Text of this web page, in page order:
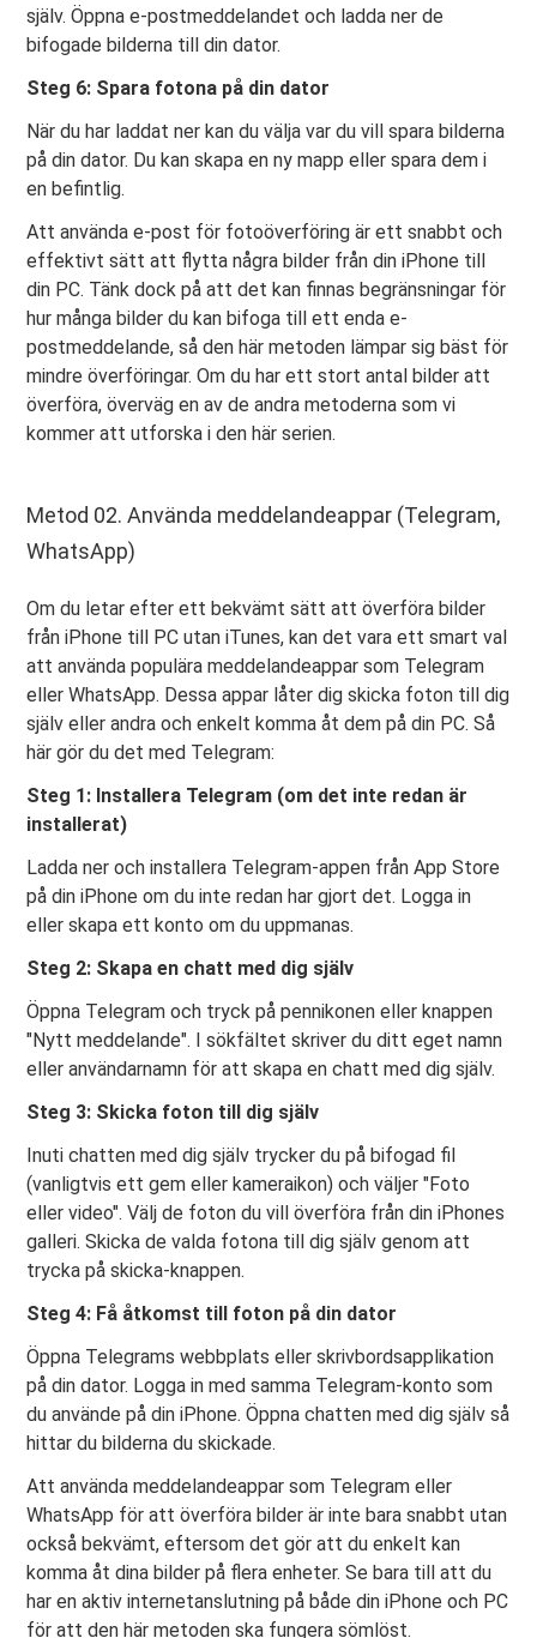
själv. Öppna e-postmeddelandet och ladda ner de
bifogade bilderna till din dator.
Steg 6: Spara fotona på din dator
När du har laddat ner kan du välja var du vill spara bilderna
på din dator. Du kan skapa en ny mapp eller spara dem i
en befintlig.
Att använda e-post för fotoöverföring är ett snabbt och
effektivt sätt att flytta några bilder från din iPhone till
din PC. Tänk dock på att det kan finnas begränsningar för
hur många bilder du kan bifoga till ett enda e-
postmeddelande, så den här metoden lämpar sig bäst för
mindre överföringar. Om du har ett stort antal bilder att
överföra, överväg en av de andra metoderna som vi
kommer att utforska i den här serien.
Metod 02. Använda meddelandeappar (Telegram,
WhatsApp)
Om du letar efter ett bekvämt sätt att överföra bilder
från iPhone till PC utan iTunes, kan det vara ett smart val
att använda populära meddelandeappar som Telegram
eller WhatsApp. Dessa appar låter dig skicka foton till dig
själv eller andra och enkelt komma åt dem på din PC. Så
här gör du det med Telegram:
Steg 1: Installera Telegram (om det inte redan är
installerat)
Ladda ner och installera Telegram-appen från App Store
på din iPhone om du inte redan har gjort det. Logga in
eller skapa ett konto om du uppmanas.
Steg 2: Skapa en chatt med dig själv
Öppna Telegram och tryck på pennikonen eller knappen
"Nytt meddelande". I sökfältet skriver du ditt eget namn
eller användarnamn för att skapa en chatt med dig själv.
Steg 3: Skicka foton till dig själv
Inuti chatten med dig själv trycker du på bifogad fil
(vanligtvis ett gem eller kameraikon) och väljer "Foto
eller video". Välj de foton du vill överföra från din iPhones
galleri. Skicka de valda fotona till dig själv genom att
trycka på skicka-knappen.
Steg 4: Få åtkomst till foton på din dator
Öppna Telegrams webbplats eller skrivbordsapplikation
på din dator. Logga in med samma Telegram-konto som
du använde på din iPhone. Öppna chatten med dig själv så
hittar du bilderna du skickade.
Att använda meddelandeappar som Telegram eller
WhatsApp för att överföra bilder är inte bara snabbt utan
också bekvämt, eftersom det gör att du enkelt kan
komma åt dina bilder på flera enheter. Se bara till att du
har en aktiv internetanslutning på både din iPhone och PC
för att den här metoden ska fungera sömlöst.